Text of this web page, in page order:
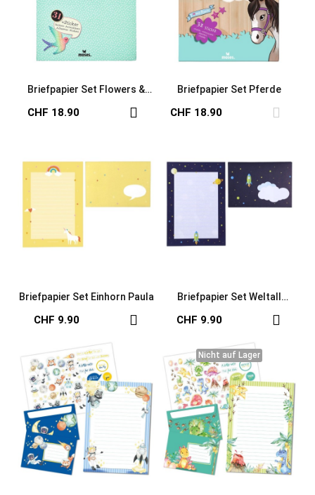
Briefpapier Set Flowers &
CHF 18.90
Briefpapier Set Pferde
CHF 18.90
Briefpapier Set Einhorn Paula
CHF 9.90
Briefpapier Set Weltall
CHF 9.90
Nicht auf Lager
Nicht auf Lager